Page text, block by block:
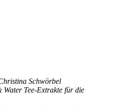
Schwörbel
Tee-Extrakte für die